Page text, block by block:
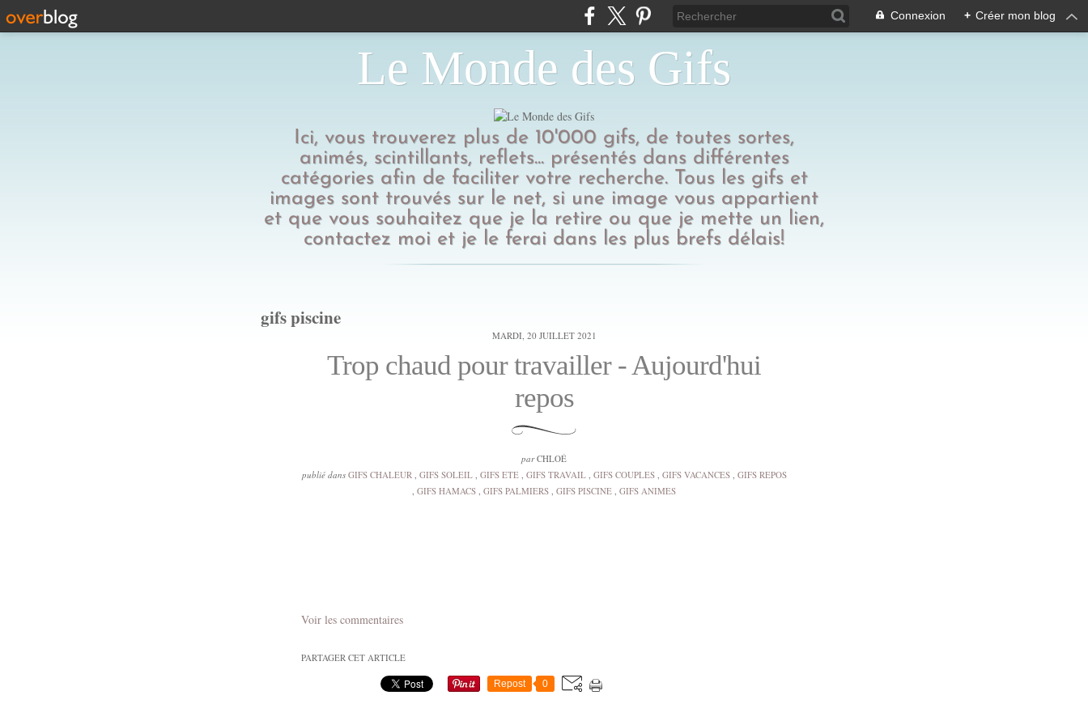
Connexion + Créer mon blog
Le Monde des Gifs
Ici, vous trouverez plus de 10'000 gifs, de toutes sortes,
animés, scintillants, reflets... présentés dans différentes
catégories afin de faciliter votre recherche. Tous les gifs et
images sont trouvés sur le net, si une image vous appartient
et que vous souhaitez que je la retire ou que je mette un lien,
contactez moi et je le ferai dans les plus brefs délais!
gifs piscine
MARDI, 20 JUILLET 2021
Trop chaud pour travailler - Aujourd'hui
repos
parCHLOÉ
publié dans GIFS CHALEUR, GIFS SOLEIL, GIFS ETE, GIFS TRAVAIL, GIFS COUPLES, GIFS VACANCES, GIFS REPOS
, GIFS HAMACS , GIFS PALMIERS , GIFS PISCINE , GIFS ANIMES
Voir les commentaires
PARTAGER CET ARTICLE
Repost 0